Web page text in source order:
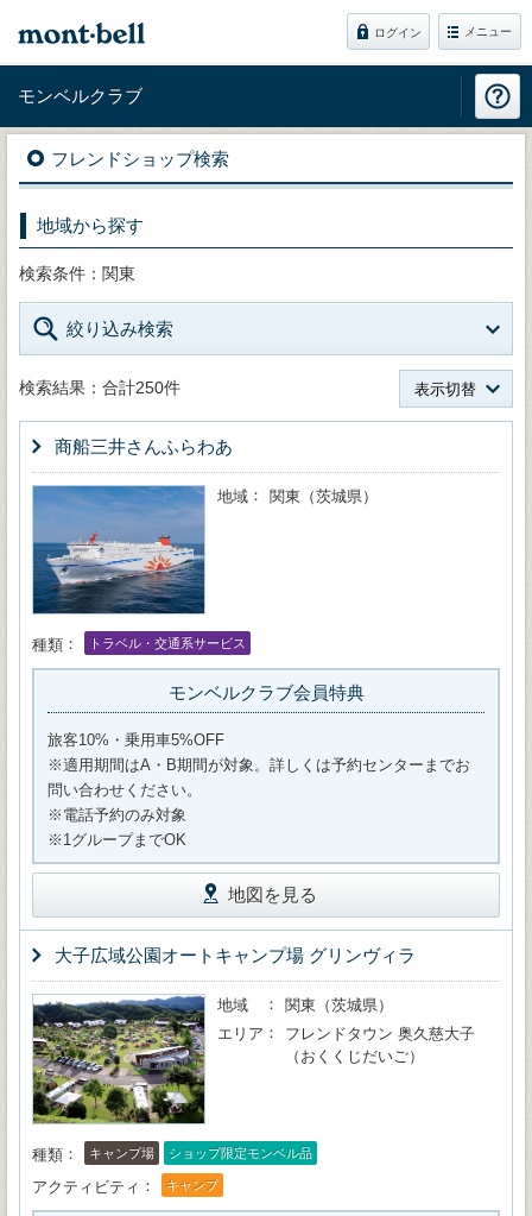
ログイン メニュー
モンベルクラブ
フレンドショップ検索
地域から探す
検索条件：関東
絞り込み検索
検索結果：合計250件 表示切替
商船三井さんふらわあ
地域 関東（茨城県）
種類 トラベル・交通系サービス
モンベルクラブ会員特典
旅客10%・乗用車5%OFF
※適用期間はA・B期間が対象。詳しくは予約センターまでお
問い合わせください。
※電話予約のみ対象
※1グループまでOK
地図を見る
大子広域公園オートキャンプ場 グリンヴィラ
地域
関東（茨城県）
エリア
フレンドタウン 奥久慈大子
（おくくじだいご）
種類 キャンプ場 ショップ限定モンベル品
アクティビティ キャンプ